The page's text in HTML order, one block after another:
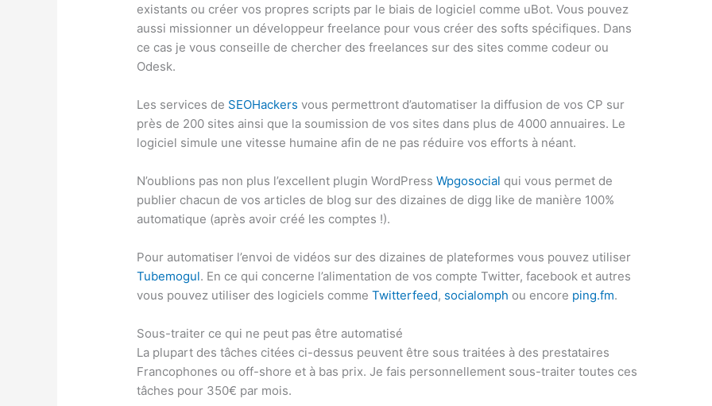
existants ou créer vos propres scripts par le biais de logiciel comme uBot. Vous pouvez
aussi missionner un développeur freelance pour vous créer des softs spécifiques. Dans
ce cas je vous conseille de chercher des freelances sur des sites comme codeur ou
Odesk.
Les services de SEOHackers vous permettront d’automatiser la diffusion de vos CP sur
près de 200 sites ainsi que la soumission de vos sites dans plus de 4000 annuaires. Le
logiciel simule une vitesse humaine afin de ne pas réduire vos efforts à néant.
N’oublions pas non plus l’excellent plugin WordPressWpgosocial qui vous permet de
publier chacun de vos articles de blog sur des dizaines de digg like de manière 100%
automatique (après avoir créé les comptes !).
Pour automatiser l’envoi de vidéos sur des dizaines de plateformes vous pouvez utiliser
Tubemogul. En ce qui concerne l’alimentation de vos compte Twitter, facebook et autres
vous pouvez utiliser des logiciels commeTwitterfeed, socialomph ou encore ping.fm.
Sous-traiter ce qui ne peut pas être automatisé
La plupart des tâches citées ci-dessus peuvent être sous traitées à des prestataires
Francophones ou off-shore et à bas prix. Je fais personnellement sous-traiter toutes ces
tâches pour 350€ par mois.